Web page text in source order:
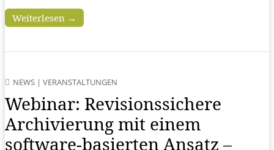
Weiterlesen →
NEWS | VERANSTALTUNGEN
Webinar: Revisionssichere
Archivierung mit einem
software-basierten Ansatz –